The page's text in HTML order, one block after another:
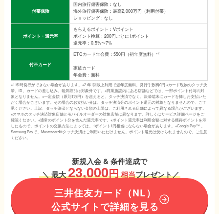
付帯保険
国内旅行傷害保険：なし
海外旅行傷害保険：最高2,000万円（利用付帯）
ショッピング：なし
ポイント・還元率
もらえるポイント：Vポイント
ポイント換算：200円ごとに1ポイント
還元率：0.5%〜7%
付帯カード
ETCカード年会費：550円（初年度無料）※2
家族カード
年会費：無料
※1 即時発行ができない場合があります。※2 年1回以上利用で翌年度無料。発行手数料0円 ※カード現物のタッチ決
済、iD、カードの差し込み、磁気取引は対象外です。※商業施設内にある店舗などでは、一部ポイント付与の対
象となりません。※一定金額（原則1万円）を超えると、タッチ決済でなく、決済端末にカードを挿しお支払いた
だく場合がございます。その場合のお支払い分は、タッチ決済分のポイント還元の対象となりませんので、ご了
承ください。上記、タッチ決済とならない金額の上限は、ご利用される店舗によって異なる場合がございます。
※スマホのタッチ決済対象店舗とモバイルオーダーの対象店舗は異なります。詳しくはサービス詳細ページをご
確認ください。※通常のポイント分を含んだ還元率です。※ポイント還元率は利用金額に対する獲得ポイントを示
したもので、ポイントの交換方法によっては、1ポイント1円相当にならない場合があります。※Google Pay™ 、
Samsung Payで、Mastercard®タッチ決済はご利用いただけません。ポイント還元は受けられませんので、ご注意
ください。
新規入会 & 条件達成で
＼最大23,000円相当プレゼント／
三井住友カード（NL）
公式サイトで詳細を見る